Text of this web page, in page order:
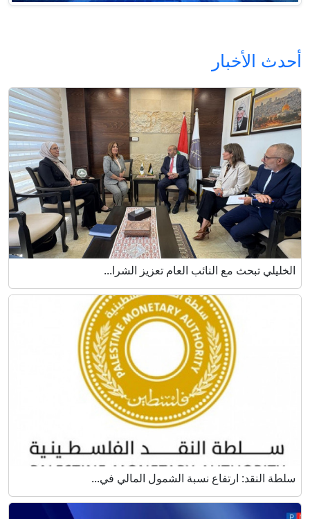
أحدث الأخبار
الخليلي تبحث مع النائب العام تعزيز الشرا...
سلطة النقد: ارتفاع نسبة الشمول المالي في...